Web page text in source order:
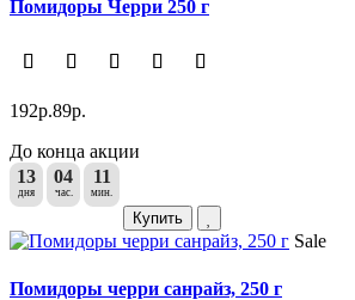
Помидоры Черри 250 г
192р.89р.
До конца акции
13
дня
04
час.
11
мин.
Купить
Sale
Помидоры черри санрайз, 250 г